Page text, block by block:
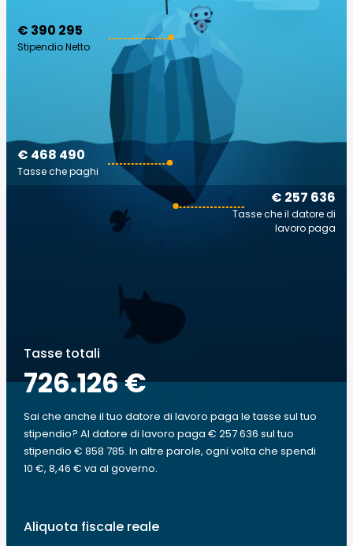
€ 390 295
Stipendio Netto
€ 257 636
Tasse che il datore di
lavoro paga
€ 468 490
Tasse che paghi
Tasse totali
726.126 €
Sai che anche il tuo datore di lavoro paga le tasse sul tuo
stipendio? Al datore di lavoro paga € 257 636 sul tuo
stipendio € 858 785. In altre parole, ogni volta che spendi
10 €, 8,46 € va al governo.
Aliquota fiscale reale